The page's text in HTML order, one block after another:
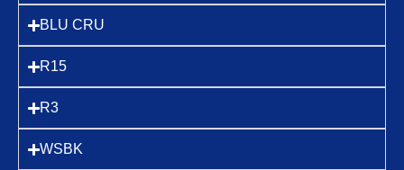
BLU CRU
R15
R3
WSBK